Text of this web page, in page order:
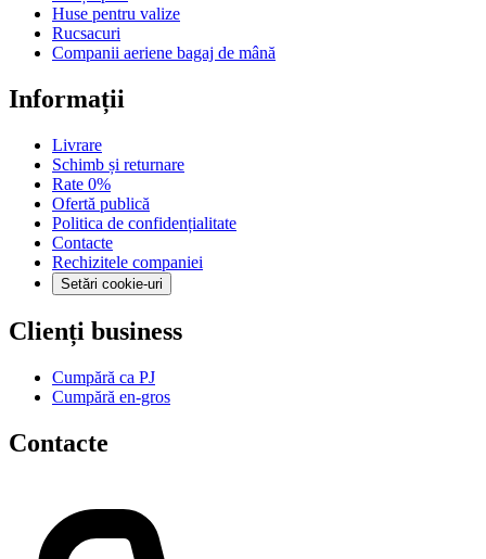
Huse pentru valize
Rucsacuri
Companii aeriene bagaj de mână
Informații
Livrare
Schimb și returnare
Rate 0%
Ofertă publică
Politica de confidențialitate
Contacte
Rechizitele companiei
Setări cookie-uri
Clienți business
Cumpără ca PJ
Cumpără en-gros
Contacte